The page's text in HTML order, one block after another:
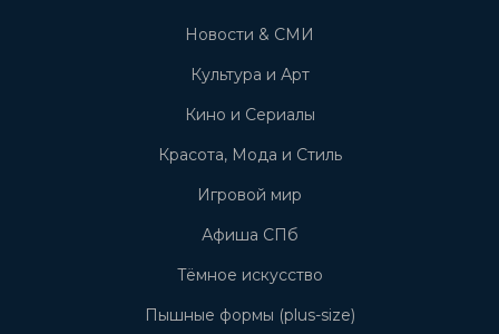
Новости & СМИ
Культура и Арт
Кино и Сериалы
Красота, Мода и Стиль
Игровой мир
Афиша СПб
Тёмное искусство
Пышные формы (plus-size)